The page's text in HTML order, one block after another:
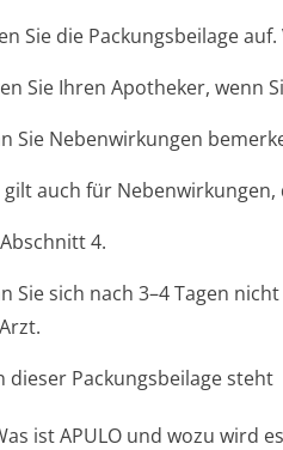
Sie die Packungsbeilage
Sie Ihren Apotheker, wenn
Sie Nebenwirkungen
gilt auch für
4.
Sie sich nach 3–4 Tagen
dieser Packungsbeilage steht
ist APULO und wozu wird